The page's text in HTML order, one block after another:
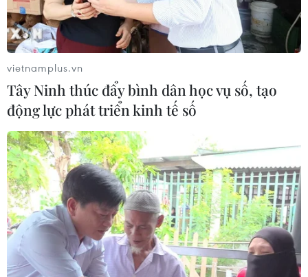
vietnamplus.vn
Tây Ninh thúc đẩy bình dân học vụ số, tạo
động lực phát triển kinh tế số